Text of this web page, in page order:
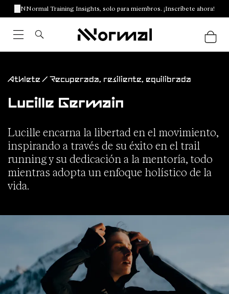
NNormal Training Insights, solo para miembros. ¡Inscríbete ahora!
Athlete / Recuperada, resiliente, equilibrada
Lucille Germain
Lucille encarna la libertad en el movimiento,
inspirando a través de su éxito en el trail
running y su dedicación a la mentoría, todo
mientras adopta un enfoque holístico de la
vida.